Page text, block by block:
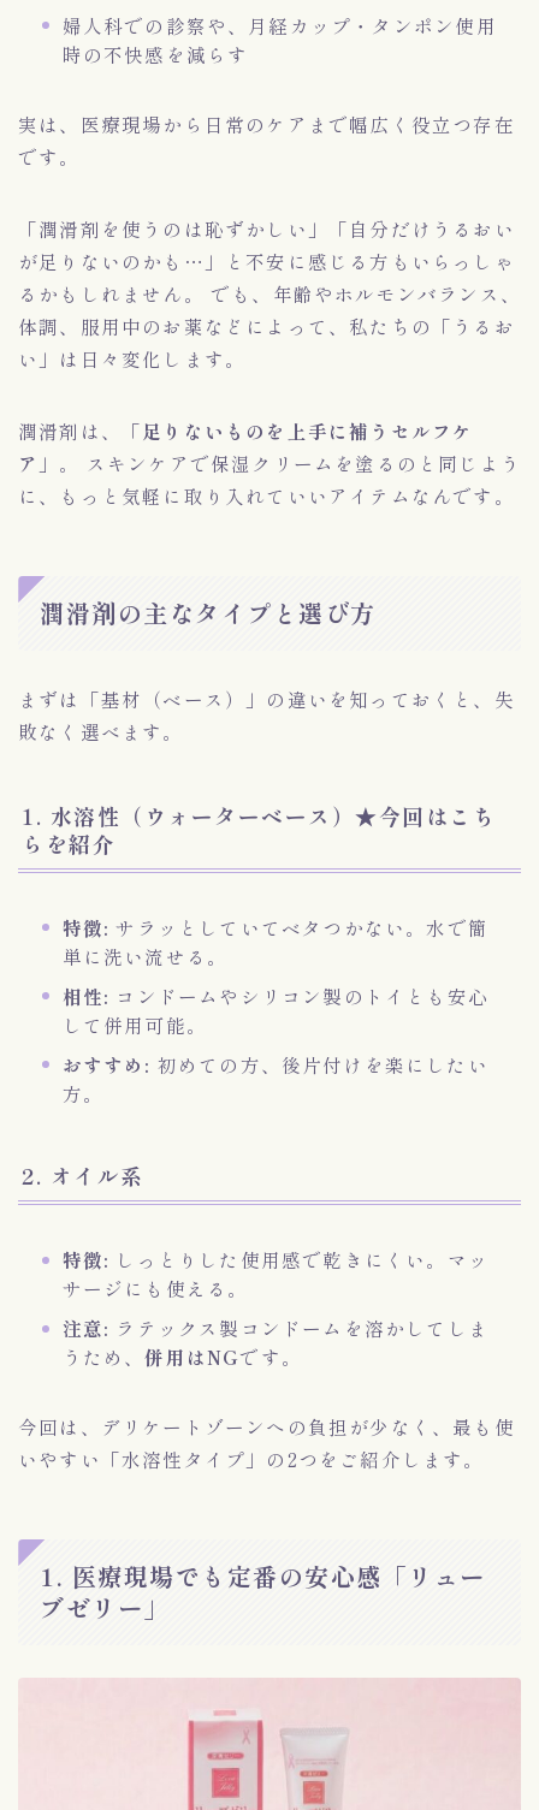
婦人科での診察や、月経カップ・タンポン使用
時の不快感を減らす
実は、医療現場から日常のケアまで幅広く役立つ存在
です。
「潤滑剤を使うのは恥ずかしい」「自分だけうるおい
が足りないのかも…」と不安に感じる方もいらっしゃ
るかもしれません。 でも、年齢やホルモンバランス、
体調、服用中のお薬などによって、私たちの「うるお
い」は日々変化します。
潤滑剤は、
「足りないものを上手に補うセルフケ
ア」 。 スキンケアで保湿クリームを塗るのと同じよう
に、もっと気軽に取り入れていいアイテムなんです。
潤滑剤の主なタイプと選び方
まずは「基材（ベース）」の違いを知っておくと、失
敗なく選べます。
1. 水溶性（ウォーターベース）★今回はこち
らを紹介
特徴: サラッとしていてベタつかない。水で簡
単に洗い流せる。
相性: コンドームやシリコン製のトイとも安心
して併用可能。
おすすめ: 初めての方、後片付けを楽にしたい
方。
2. オイル系
特徴: しっとりした使用感で乾きにくい。マッ
サージにも使える。
注意: ラテックス製コンドームを溶かしてしま
うため、併用はNGです。
今回は、デリケートゾーンへの負担が少なく、最も使
いやすい「水溶性タイプ」の2つをご紹介します。
1. 医療現場でも定番の安心感「リュー
ブゼリー」